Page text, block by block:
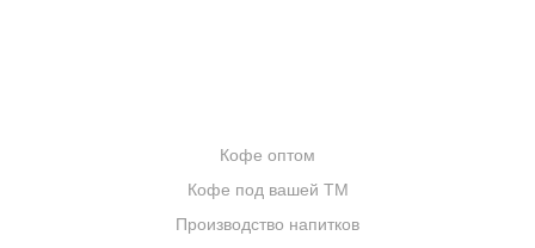
Кофе оптом
Кофе под вашей ТМ
Производство напитков